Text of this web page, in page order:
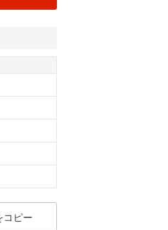
コピー